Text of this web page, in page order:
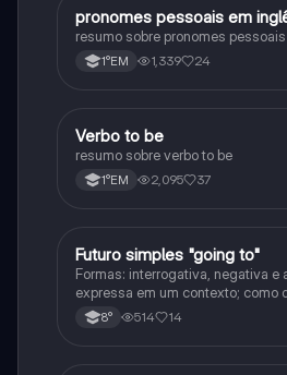
Inglês
pronomes pessoais em
resumo sobre pronomes
1°EM 1,339 24
Inglês
Verbo to be
resumo sobre verbo to be
1°EM 2,095 37
Inglês
Futuro simples "going to"
Formas: interrogativa, negativa e
expressa em um contexto; como
em uma frase, e as junções com o
8° 514 14